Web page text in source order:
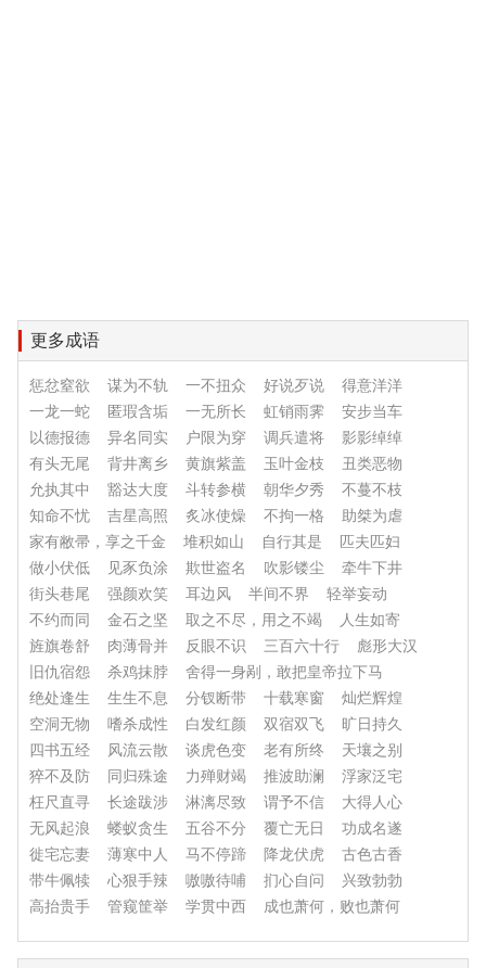
更多成语
惩忿窒欲 谋为不轨 一不扭众 好说歹说
得意洋洋
一龙一蛇
匿瑕含垢 一无所长 虹销雨霁
安步当车
以德报德
异名同实 户限为穿 调兵遣将
影影绰绰
有头无尾
背井离乡 黄旗紫盖 玉叶金枝
丑类恶物
允执其中
豁达大度 斗转参横 朝华夕秀
不蔓不枝
知命不忧
吉星高照 炙冰使燥 不拘一格
助桀为虐
家有敝帚，享之千金
堆积如山 自行其是
匹夫匹妇
做小伏低
见豕负涂 欺世盗名 吹影镂尘
牵牛下井
街头巷尾
强颜欢笑 耳边风 半间不界
轻举妄动
不约而同
金石之坚 取之不尽，用之不竭
人生如寄
旌旗卷舒
肉薄骨并 反眼不识 三百六十行
彪形大汉
旧仇宿怨
杀鸡抹脖
舍得一身剐，敢把皇帝拉下马
绝处逢生
生生不息 分钗断带 十载寒窗
灿烂辉煌
空洞无物
嗜杀成性 白发红颜 双宿双飞
旷日持久
四书五经
风流云散 谈虎色变 老有所终
天壤之别
猝不及防
同归殊途 力殚财竭 推波助澜
浮家泛宅
枉尺直寻
长途跋涉 淋漓尽致 谓予不信
大得人心
无风起浪
蝼蚁贪生 五谷不分 覆亡无日
功成名遂
徙宅忘妻
薄寒中人 马不停蹄 降龙伏虎
古色古香
带牛佩犊
心狠手辣 嗷嗷待哺 扪心自问
兴致勃勃
高抬贵手
管窥筐举 学贯中西 成也萧何，败也萧何